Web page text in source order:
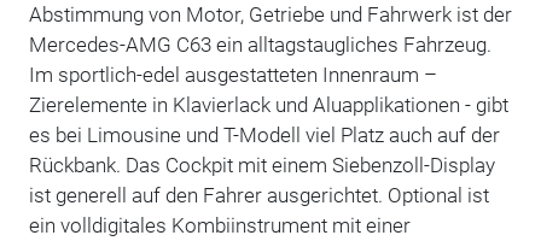
Abstimmung von Motor, Getriebe und Fahrwerk ist der
Mercedes-AMG C63 ein alltagstaugliches Fahrzeug.
Im sportlich-edel ausgestatteten Innenraum –
Zierelemente in Klavierlack und Aluapplikationen - gibt
es bei Limousine und T-Modell viel Platz auch auf der
Rückbank. Das Cockpit mit einem Siebenzoll-Display
ist generell auf den Fahrer ausgerichtet. Optional ist
ein volldigitales Kombiinstrument mit einer